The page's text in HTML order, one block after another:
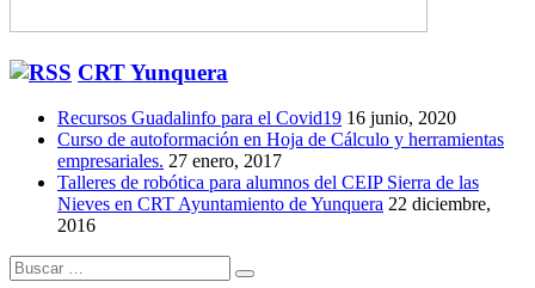
CRT Yunquera
Recursos Guadalinfo para el Covid19 16 junio, 2020
Curso de autoformación en Hoja de Cálculo y herramientas
empresariales. 27 enero, 2017
Talleres de robótica para alumnos del CEIP Sierra de las
Nieves en CRT Ayuntamiento de Yunquera 22 diciembre,
2016
Buscar: